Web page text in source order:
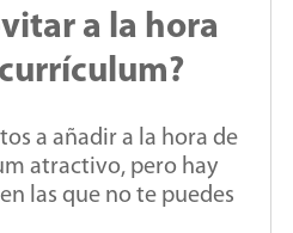
a la hora
a añadir a la hora de
atractivo, pero hay
las que no te puedes